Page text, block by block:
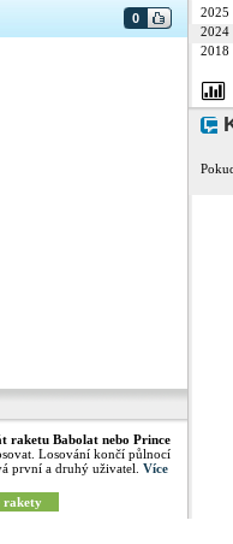
0
raketu Babolat nebo Prince
Losování končí půlnocí
první a druhý uživatel. Více
rakety
2025
2024
2018